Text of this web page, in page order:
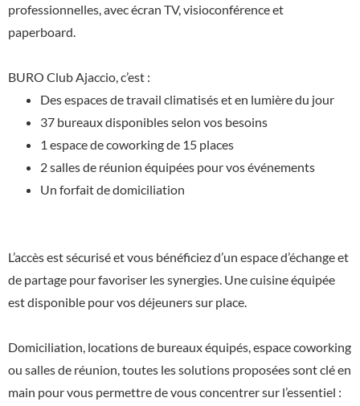
professionnelles, avec écran TV, visioconférence et
paperboard.
BURO Club Ajaccio, c’est :
Des espaces de travail climatisés et en lumière du jour
37 bureaux disponibles selon vos besoins
1 espace de coworking de 15 places
2 salles de réunion équipées pour vos événements
Un forfait de domiciliation
L’accès est sécurisé et vous bénéficiez d’un espace d’échange et
de partage pour favoriser les synergies. Une cuisine équipée
est disponible pour vos déjeuners sur place.
Domiciliation, locations de bureaux équipés, espace coworking
ou salles de réunion, toutes les solutions proposées sont clé en
main pour vous permettre de vous concentrer sur l’essentiel :